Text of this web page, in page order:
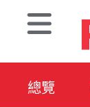
總覽